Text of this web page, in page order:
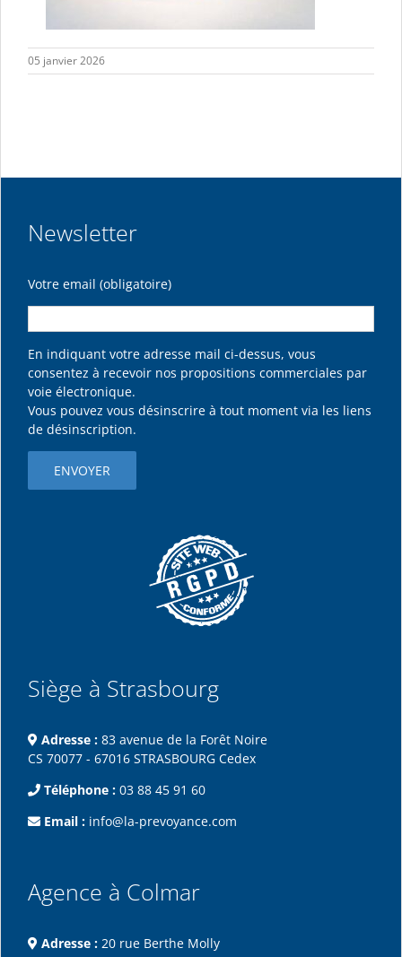
05 janvier 2026
Newsletter
Votre email (obligatoire)
En indiquant votre adresse mail ci-dessus, vous
consentez à recevoir nos propositions commerciales par
voie électronique.
Vous pouvez vous désinscrire à tout moment via les liens
de désinscription.
Siège à Strasbourg
Adresse : 83 avenue de la Forêt Noire
CS 70077 - 67016 STRASBOURG Cedex
Téléphone : 03 88 45 91 60
Email : info@la-prevoyance.com
Agence à Colmar
Adresse : 20 rue Berthe Molly